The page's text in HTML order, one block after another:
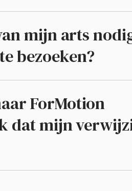
mijn arts
bezoeken?
ForMotion
dat mijn